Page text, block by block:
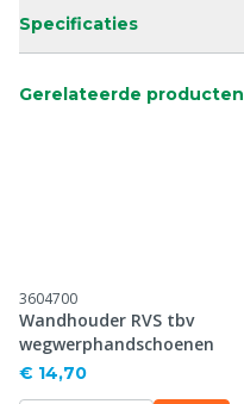
Specificaties
Gerelateerde producten
3604700
Wandhouder RVS tbv
wegwerphandschoenen
€ 14,70